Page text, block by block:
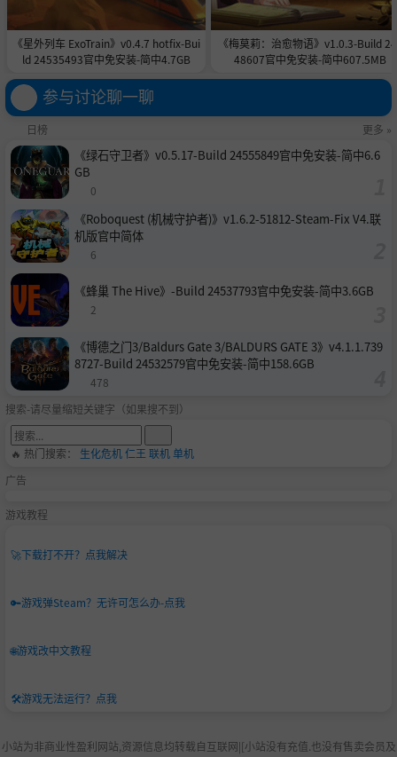
《星外列车 ExoTrain》v0.4.7 hotfix-Bui
ld 24535493官中免安装-简中4.7GB
《梅莫莉：治愈物语》v1.0.3-Build
48607官中免安装-简中607.5MB
参与讨论聊一聊
日榜 更多 »
《绿石守卫者》v0.5.17-Build 24555849官中免安装-简中6.6
GB
0
《Roboquest (机械守护者)》v1.6.2-51812-Steam-Fix V4.联
机版官中简体
6
《蜂巢 The Hive》-Build 24537793官中免安装-简中3.6GB
2
《博德之门3/Baldurs Gate 3/BALDURS GATE 3》v4.1.1.739
8727-Build 24532579官中免安装-简中158.6GB
478
搜索-请尽量缩短关键字（如果搜不到）
🔥 热门搜索： 生化危机仁王联机单机
广告
游戏教程
🚀下载打不开？点我解决
🔑游戏弹Steam？无许可怎么办-点我
🌐游戏改中文教程
🛠️游戏无法运行？点我
小站为非商业性盈利网站,资源信息均转载自互联网|[小站没有充值.也没有售卖会员及